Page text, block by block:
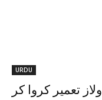
URDU
بلیو ورلڈ سٹی کے مالکان 2 ولاز تعمیر کروا کر